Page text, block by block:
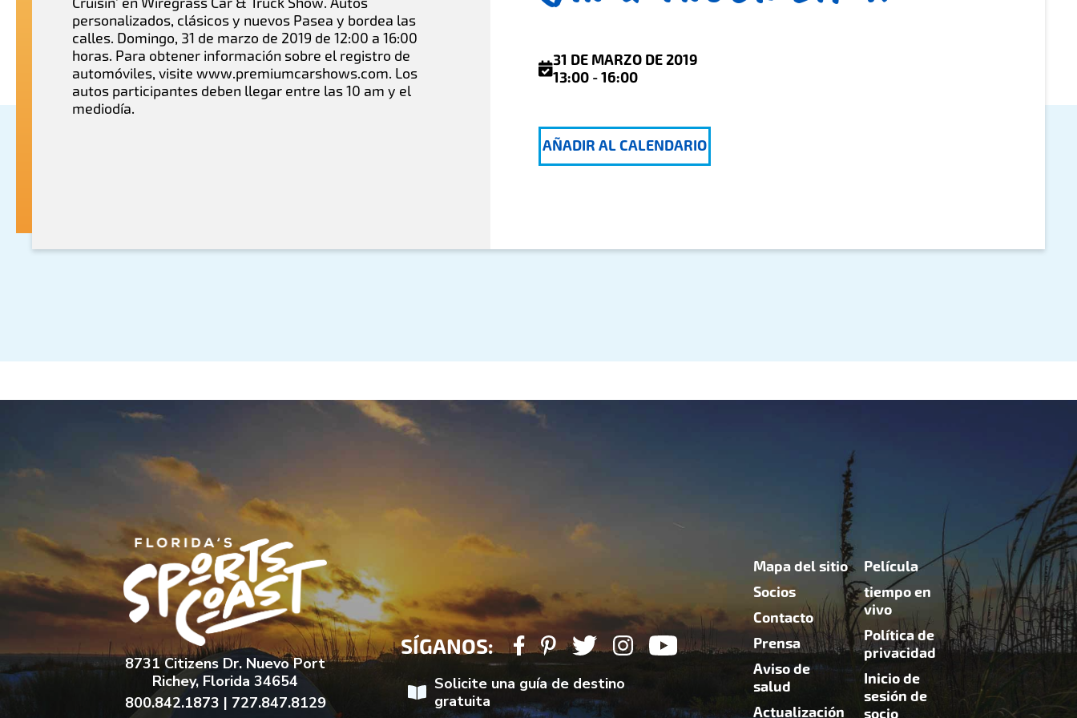
personalizados, clásicos y nuevos Pasea y bordea las
calles. Domingo, 31 de marzo de 2019 de 12:00 a 16:00
horas. Para obtener información sobre el registro de
automóviles, visite www.premiumcarshows.com. Los
autos participantes deben llegar entre las 10 am y el
mediodía.
31 DE MARZO DE 2019
13:00 - 16:00
AÑADIR AL CALENDARIO
8731 Citizens Dr. Nuevo Port
Richey, Florida 34654
800.842.1873 | 727.847.8129
SÍGANOS:
Solicite una guía de destino
gratuita
Mapa del sitio
Socios
Contacto
Prensa
Aviso de
salud
Actualización
Película
tiempo en
vivo
Política de
privacidad
Inicio de
sesión de
socio